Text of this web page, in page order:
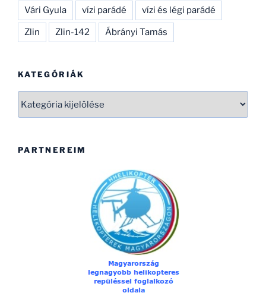
Vári Gyula vízi parádé vízi és légi parádé
Zlin Zlin-142 Ábrányi Tamás
KATEGÓRIÁK
PARTNEREIM